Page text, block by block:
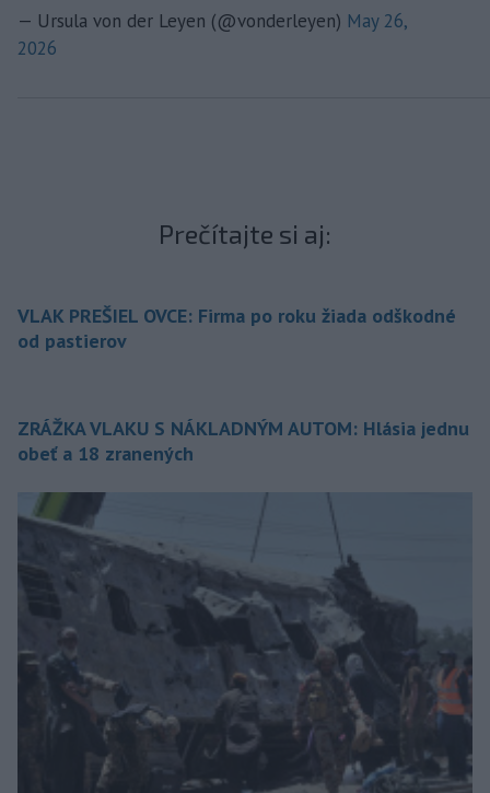
— Ursula von der Leyen (@vonderleyen) May 26,
2026
Prečítajte si aj:
VLAK PREŠIEL OVCE: Firma po roku žiada odškodné
od pastierov
ZRÁŽKA VLAKU S NÁKLADNÝM AUTOM: Hlásia jednu
obeť a 18 zranených